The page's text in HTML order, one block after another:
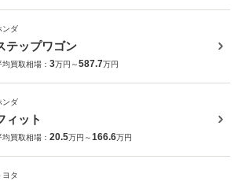
ンダ
テップワゴン
均買取相場： 3万円～587.7万円
ンダ
ィット
均買取相場： 20.5万円～166.6万円
ヨタ